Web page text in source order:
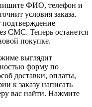
ФИО, телефон и
условия заказа.
подтверждение
СМС. Теперь останется
покупке.
выглядит
форму по
доставки, оплаты,
к заказу написать
вас найти. Нажмите